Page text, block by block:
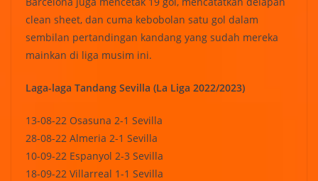
clean sheet, dan cuma kebobolan satu gol dalam
sembilan pertandingan kandang yang sudah mereka
mainkan di liga musim ini.
Laga-laga Tandang Sevilla (La Liga 2022/2023)
13-08-22 Osasuna 2-1 Sevilla
28-08-22 Almeria 2-1 Sevilla
10-09-22 Espanyol 2-3 Sevilla
18-09-22 Villarreal 1-1 Sevilla